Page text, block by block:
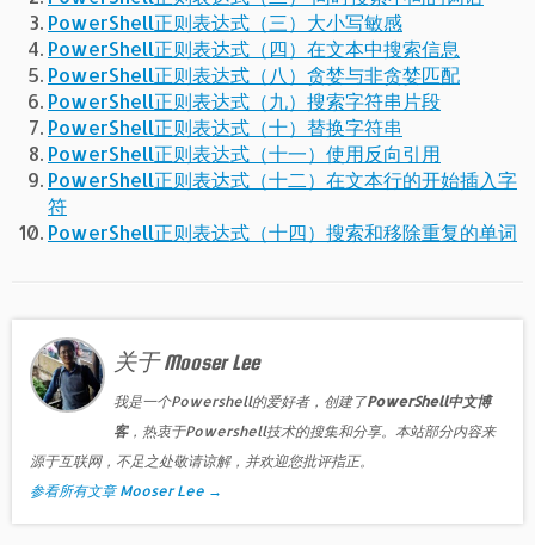
PowerShell正则表达式（三）大小写敏感
PowerShell正则表达式（四）在文本中搜索信息
PowerShell正则表达式（八）贪婪与非贪婪匹配
PowerShell正则表达式（九）搜索字符串片段
PowerShell正则表达式（十）替换字符串
PowerShell正则表达式（十一）使用反向引用
PowerShell正则表达式（十二）在文本行的开始插入字
符
PowerShell正则表达式（十四）搜索和移除重复的单词
关于 Mooser Lee
我是一个Powershell的爱好者，创建了PowerShell中文博
客，热衷于Powershell技术的搜集和分享。本站部分内容来
源于互联网，不足之处敬请谅解，并欢迎您批评指正。
参看所有文章 Mooser Lee →